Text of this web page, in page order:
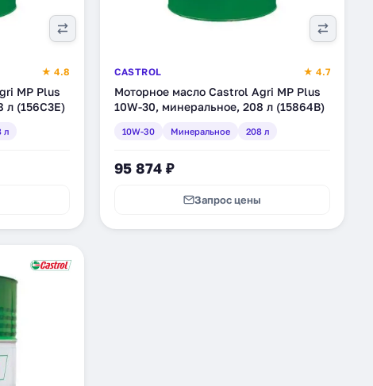
★ 4.8
MP Plus
л (156C3E)
л
CASTROL ★ 4.7
Моторное масло Castrol Agri MP Plus
10W-30, минеральное, 208 л (15864B)
10W-30 Минеральное 208 л
95 874 ₽
Запрос цены